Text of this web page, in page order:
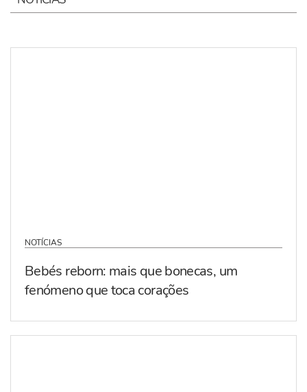
NOTÍCIAS
Bebés reborn: mais que bonecas, um
fenómeno que toca corações